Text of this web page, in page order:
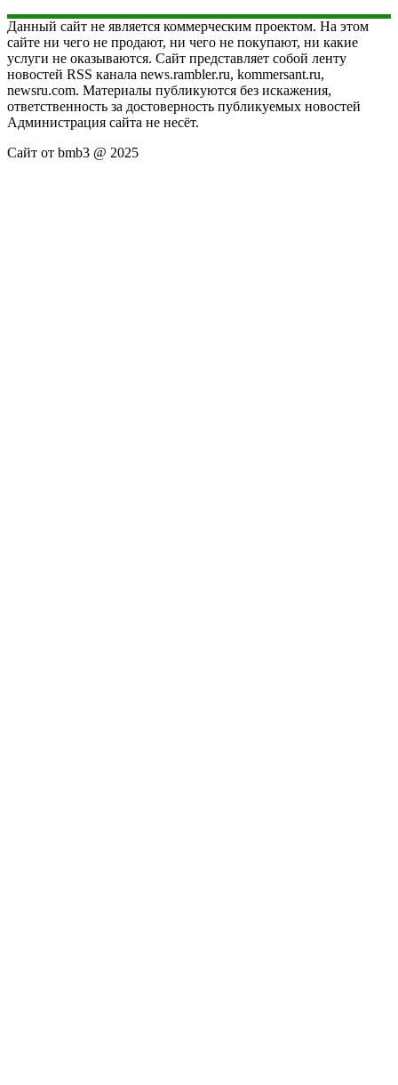
Данный сайт не является коммерческим проектом. На этом
сайте ни чего не продают, ни чего не покупают, ни какие
услуги не оказываются. Сайт представляет собой ленту
новостей RSS канала news.rambler.ru, kommersant.ru,
newsru.com. Материалы публикуются без искажения,
ответственность за достоверность публикуемых новостей
Администрация сайта не несёт.
Сайт от bmb3 @ 2025